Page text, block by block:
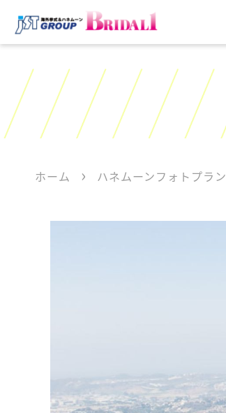
ホーム ハネムーンフォトプラン